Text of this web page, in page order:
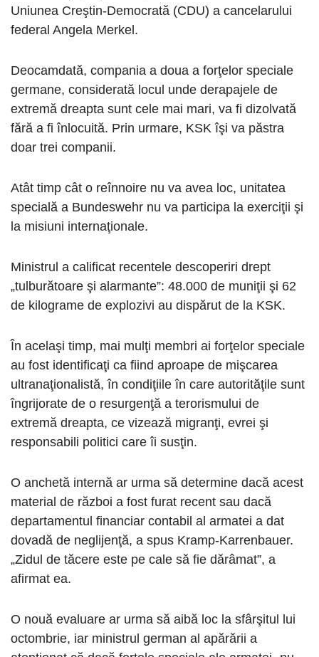
Uniunea Creştin-Democrată (CDU) a cancelarului
federal Angela Merkel.
Deocamdată, compania a doua a forţelor speciale
germane, considerată locul unde derapajele de
extremă dreapta sunt cele mai mari, va fi dizolvată
fără a fi înlocuită. Prin urmare, KSK îşi va păstra
doar trei companii.
Atât timp cât o reînnoire nu va avea loc, unitatea
specială a Bundeswehr nu va participa la exerciţii şi
la misiuni internaţionale.
Ministrul a calificat recentele descoperiri drept
„tulburătoare şi alarmante”: 48.000 de muniţii şi 62
de kilograme de explozivi au dispărut de la KSK.
În acelaşi timp, mai mulţi membri ai forţelor speciale
au fost identificaţi ca fiind aproape de mişcarea
ultranaţionalistă, în condiţiile în care autorităţile sunt
îngrijorate de o resurgenţă a terorismului de
extremă dreapta, ce vizează migranţi, evrei şi
responsabili politici care îi susţin.
O anchetă internă ar urma să determine dacă acest
material de război a fost furat recent sau dacă
departamentul financiar contabil al armatei a dat
dovadă de neglijenţă, a spus Kramp-Karrenbauer.
„Zidul de tăcere este pe cale să fie dărâmat”, a
afirmat ea.
O nouă evaluare ar urma să aibă loc la sfârşitul lui
octombrie, iar ministrul german al apărării a